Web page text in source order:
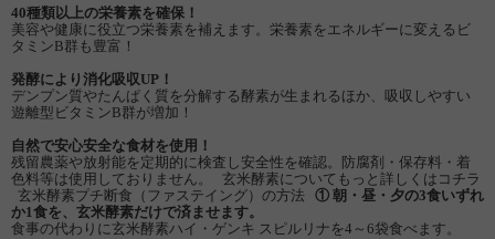
40種類以上の栄養素を確保！
美容や健康に役立つ栄養素を補えます。栄養素をエネルギーに変えるビ
タミンB群も豊富！
発酵により消化吸収UP！
デンプン質やたんぱく質を分解する酵素が生まれるほか、吸収しやすい
遊離型ビタミンB群が増加！
自然で安心安全な食材を使用！
残留農薬や放射能を定期的に検査し安全性を確認。防腐剤・保存料・着
色料等は使用しておりません。 玄米酵素についてもっと詳しくはコチラ
玄米酵素プチ断食（ファステイング）の方法 ① 朝・昼・夕の3食いずれ
か1食を、玄米酵素だけで済ませます。
食事の代わりに玄米酵素ハイ・ゲンキ スピルリナを4～6袋食べます。